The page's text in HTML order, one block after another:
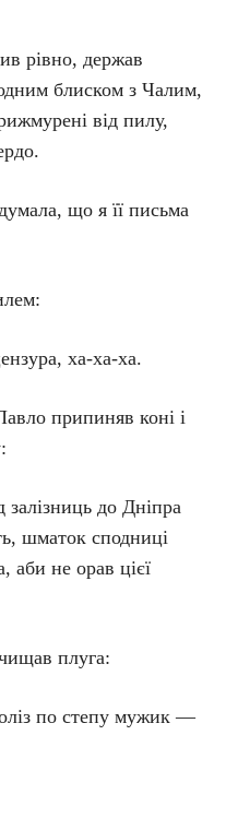
рівно, держав
блиском з Чалим,
від пилу,
що я її письма
ха-ха-ха.
припиняв коні і
до Дніпра
шматок сподниці
аби не орав цієї
плуга:
по степу мужик —